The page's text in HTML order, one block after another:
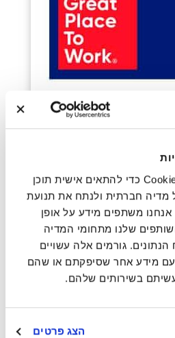
אנחנו משתמשים בקובצי Cookie כדי להתאים אישית תוכן
מדיה חברתית ולנתח את תנועת
משתפים מידע על אופן
שלנו מתחומי המדיה
גורמים אלה עשויים
מידע אחר שסיפקתם או שהם
בשירותים שלהם.
הצג פרטים
השקעות ציבורי הנסחר בבורסה
לניירות ערך בתל אביב, ומנהל נכסים בהיקף של מעל ל-100
השקעה, בהם: קופות גמל,
קרנות נאמנות, ניהול תיקי
למשקיעים ומשקיעות
ועד גופים מוסדיים
מהניסיון והידע של מחלקות